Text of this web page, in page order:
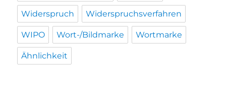
Widerspruch Widerspruchsverfahren
WIPO Wort-/Bildmarke Wortmarke
Ähnlichkeit